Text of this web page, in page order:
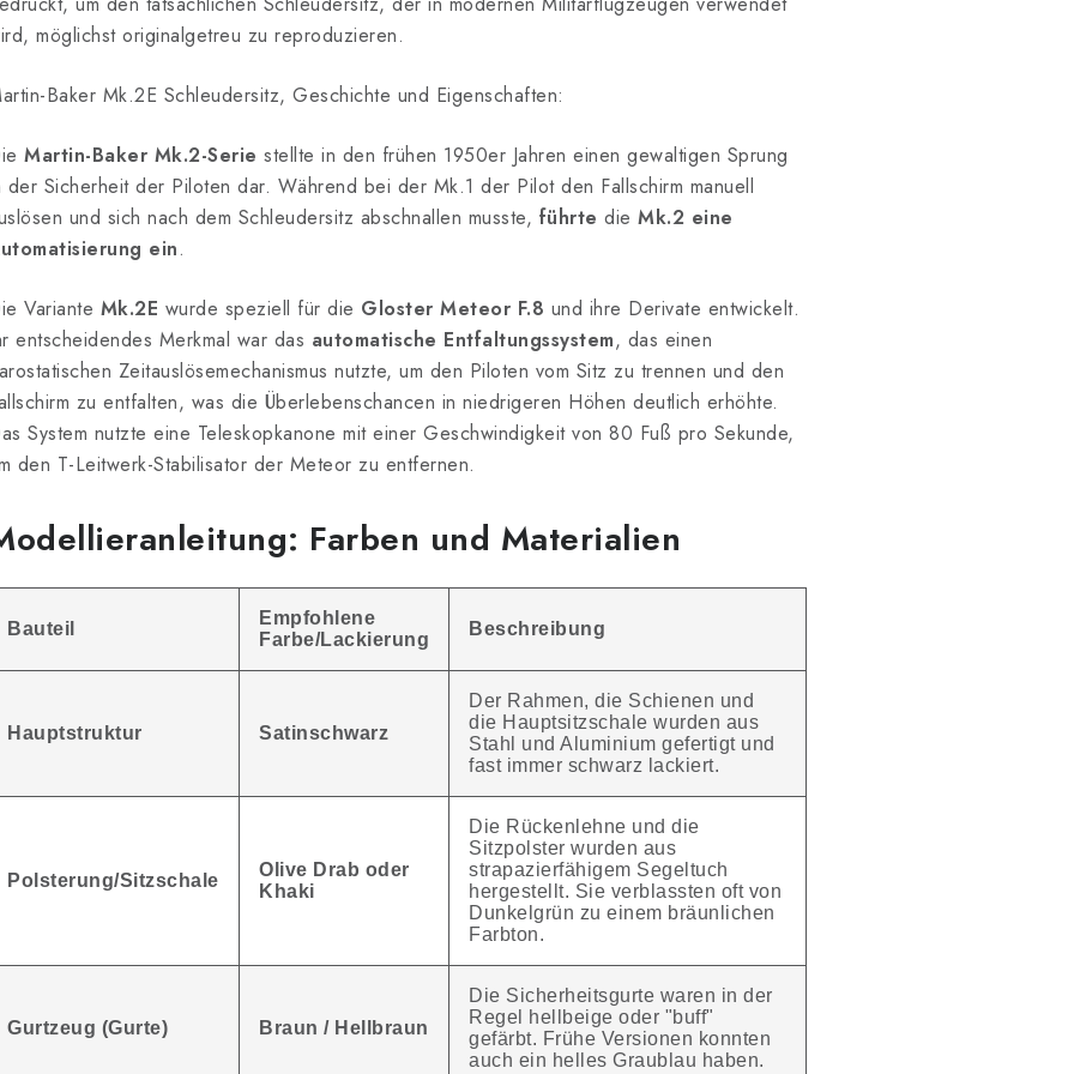
möglichst originalgetreu zu reproduzieren.
Baker Mk.2E Schleudersitz, Geschichte und Eigenschaften:
Martin-Baker Mk.2-Serie stellte in den frühen 1950er Jahren einen gewaltigen Sprung
der Sicherheit der Piloten dar. Während bei der Mk.1 der Pilot den Fallschirm manuell
und sich nach dem Schleudersitz abschnallen musste, führte die Mk.2 eine
ein.
Variante Mk.2E wurde speziell für die Gloster Meteor F.8 und ihre Derivate entwickelt.
entscheidendes Merkmal war das automatische Entfaltungssystem, das einen
Zeitauslösemechanismus nutzte, um den Piloten vom Sitz zu trennen und den
zu entfalten, was die Überlebenschancen in niedrigeren Höhen deutlich erhöhte.
System nutzte eine Teleskopkanone mit einer Geschwindigkeit von 80 Fuß pro Sekunde,
den T-Leitwerk-Stabilisator der Meteor zu entfernen.
Farben und Materialien
Bauteil
Empfohlene
Farbe/Lackierung
Beschreibung
Hauptstruktur Satinschwarz
Der Rahmen, die Schienen und
die Hauptsitzschale wurden aus
Stahl und Aluminium gefertigt und
fast immer schwarz lackiert.
Polsterung/Sitzschale
Olive Drab oder
Khaki
Die Rückenlehne und die
Sitzpolster wurden aus
strapazierfähigem Segeltuch
hergestellt. Sie verblassten oft von
Dunkelgrün zu einem bräunlichen
Farbton.
Gurtzeug (Gurte) Braun / Hellbraun
Die Sicherheitsgurte waren in der
Regel hellbeige oder "buff"
gefärbt. Frühe Versionen konnten
auch ein helles Graublau haben.